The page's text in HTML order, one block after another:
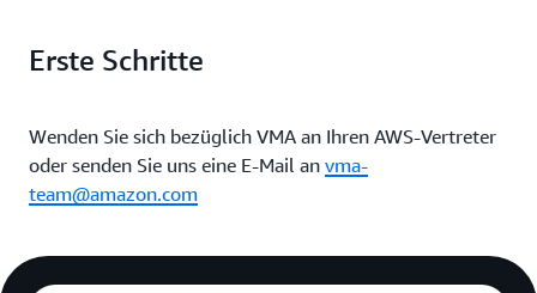
Erste Schritte
Wenden Sie sich bezüglich VMA an Ihren AWS-Vertreter
oder senden Sie uns eine E-Mail an vma-
team@amazon.com